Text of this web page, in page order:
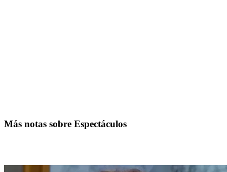
Más notas sobre Espectáculos